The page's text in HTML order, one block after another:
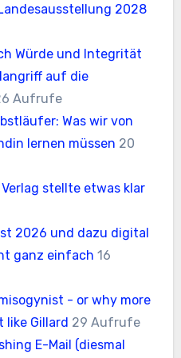
2028
Würde und Integrität
auf die
Aufrufe
Was wir von
lernen müssen 20
stellte etwas klar
2026 und dazu digital
ganz einfach 16
- or why more
like Gillard 29 Aufrufe
E-Mail (diesmal